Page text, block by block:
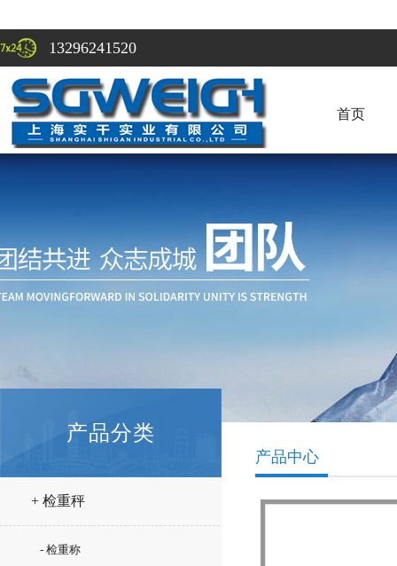
13296241520
首页
产品分类
+ 检重秤
- 检重称
产品中心